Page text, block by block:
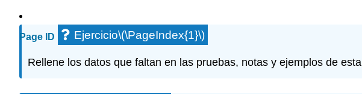
Page ID Ejercicio\(\PageIndex{1}\)
Rellene los datos que faltan en las pruebas, notas y ejemplos de